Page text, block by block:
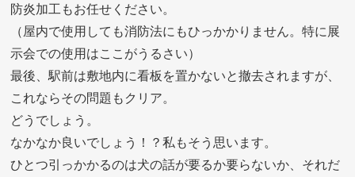
防炎加工もお任せください。
（屋内で使用しても消防法にもひっかかりません。特に展
示会での使用はここがうるさい）
最後、駅前は敷地内に看板を置かないと撤去されますが、
これならその問題もクリア。
どうでしょう。
なかなか良いでしょう！？私もそう思います。
ひとつ引っかかるのは犬の話が要るか要らないか、それだ